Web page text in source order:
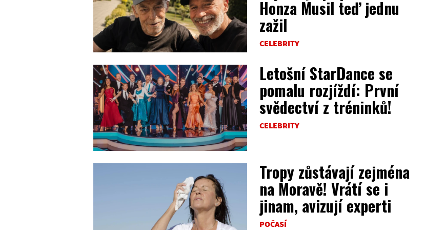
Honza Musil teď jednu
zažil
CELEBRITY
Letošní StarDance se
pomalu rozjíždí: První
svědectví z tréninků!
CELEBRITY
Tropy zůstávají zejména
na Moravě! Vrátí se i
jinam, avizují experti
POČASÍ